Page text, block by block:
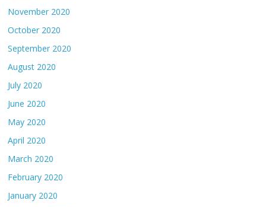
November 2020
October 2020
September 2020
August 2020
July 2020
June 2020
May 2020
April 2020
March 2020
February 2020
January 2020